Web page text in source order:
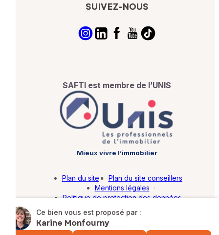
Ce bien vous est proposé par :
Karine Monfourny
SUIVEZ-NOUS
SAFTI est membre de l’UNIS
Mieux vivre l’immobilier
© SAFTI 2026. Tous droits réservés.
Plan du site · Plan du site conseillers ·
Mentions légales ·
Politique de protection des données ·